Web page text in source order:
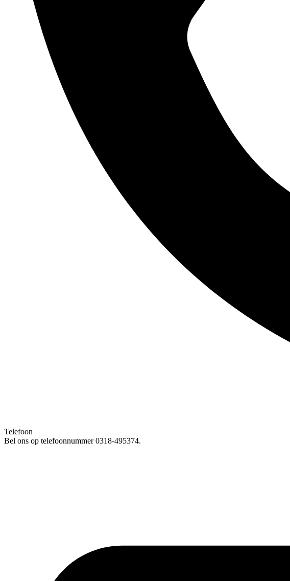
Telefoon
Bel ons op telefoonnummer 0318-495374.